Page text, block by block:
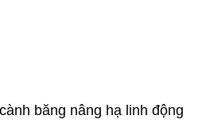
băng nâng hạ linh động